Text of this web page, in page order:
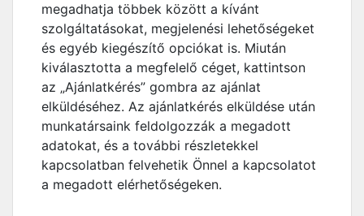
megadhatja többek között a kívánt
szolgáltatásokat, megjelenési lehetőségeket
és egyéb kiegészítő opciókat is. Miután
kiválasztotta a megfelelő céget, kattintson
az „Ajánlatkérés” gombra az ajánlat
elküldéséhez. Az ajánlatkérés elküldése után
munkatársaink feldolgozzák a megadott
adatokat, és a további részletekkel
kapcsolatban felvehetik Önnel a kapcsolatot
a megadott elérhetőségeken.